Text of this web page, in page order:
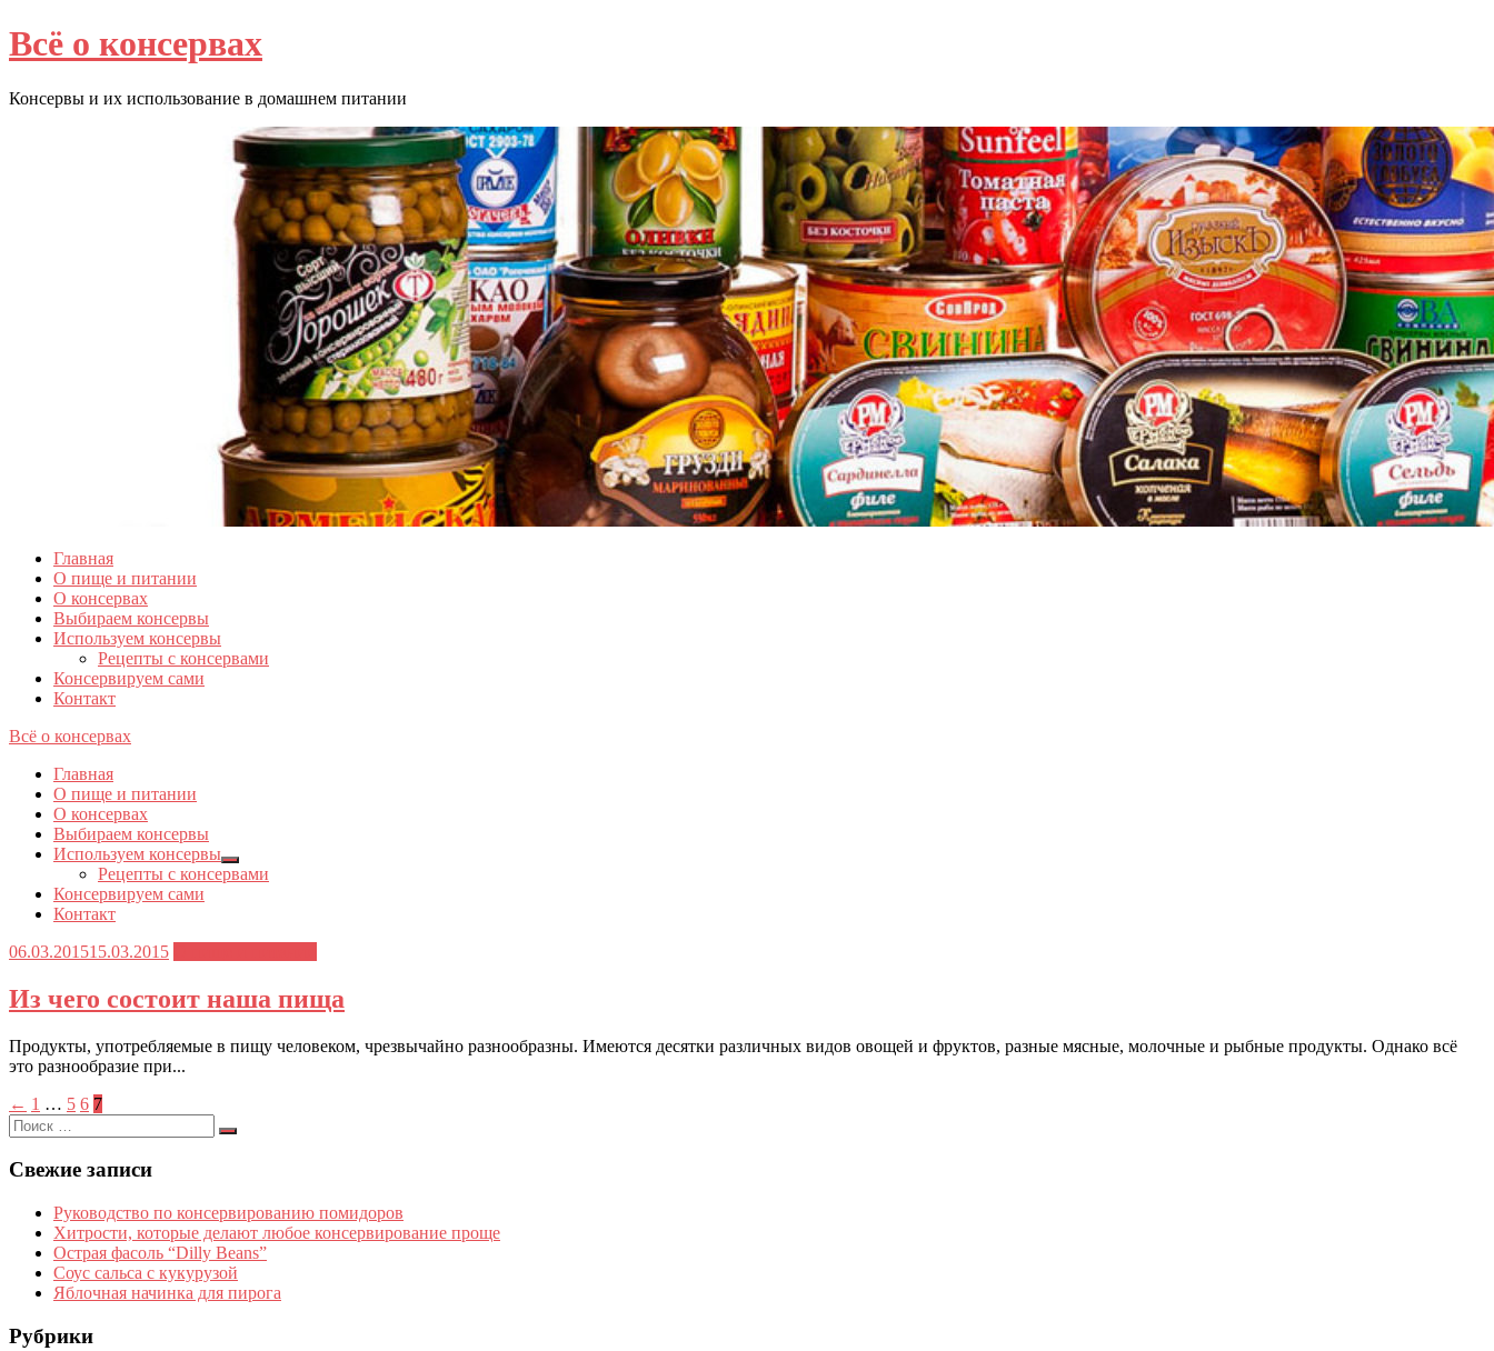
Перейти
к
Всё о консервах
Консервы и их использование в домашнем питании
Главная
О пище и питании
О консервах
Выбираем консервы
Используем консервы
Рецепты с консервами
Консервируем сами
Контакт
Всё о консервах
Главная
О пище и питании
О консервах
Выбираем консервы
Используем консервы
Показывать
подменю
Рецепты с консервами
Консервируем сами
Контакт
Опубликовано
06.03.201515.03.2015
Из чего состоит наша пища
Продукты, употребляемые в пищу человеком, чрезвычайно разнообразны. Имеются десятки различных видов овощей и фруктов, разные мясные, молочные и рыбные продукты. Однако всё
это разнообразие при...
Пагинация
записей
← 1 … 5 6 7
Поиск
по:
Поиск
Свежие записи
Руководство по консервированию помидоров
Хитрости, которые делают любое консервирование проще
Острая фасоль “Dilly Beans”
Соус сальса с кукурузой
Яблочная начинка для пирога
Рубрики